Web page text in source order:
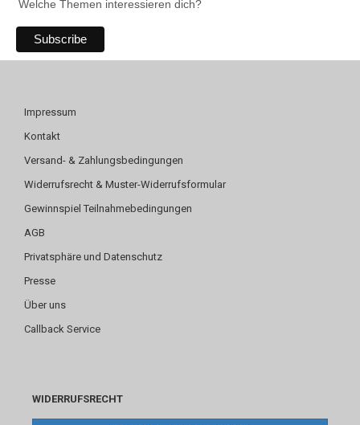
Welche Themen interessieren dich?
Impressum
Kontakt
Versand- & Zahlungsbedingungen
Widerrufsrecht & Muster-Widerrufsformular
Gewinnspiel Teilnahmebedingungen
AGB
Privatsphäre und Datenschutz
Presse
Über uns
Callback Service
WIDERRUFSRECHT